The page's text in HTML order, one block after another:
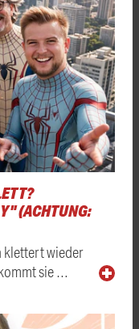
(ACHTUNG:
klettert wieder
sie …